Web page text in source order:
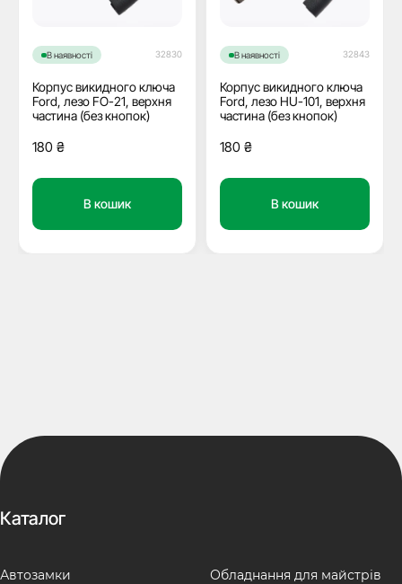
В наявності 32830
Корпус викидного ключа
Ford, лезо FO-21, верхня
частина (без кнопок)
180 ₴
В кошик
В наявності 32843
Корпус викидного ключа
Ford, лезо HU-101, верхня
частина (без кнопок)
180 ₴
В кошик
Каталог
Автозамки Обладнання для майстрів